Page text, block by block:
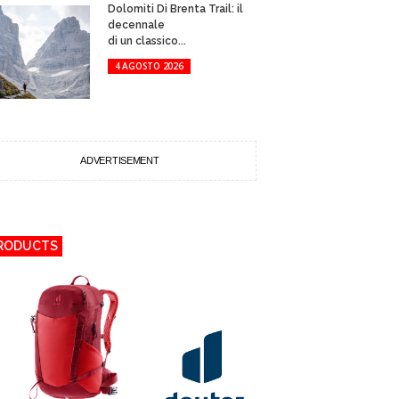
Dolomiti Di Brenta Trail: il
decennale
di un classico...
4 AGOSTO 2026
ADVERTISEMENT